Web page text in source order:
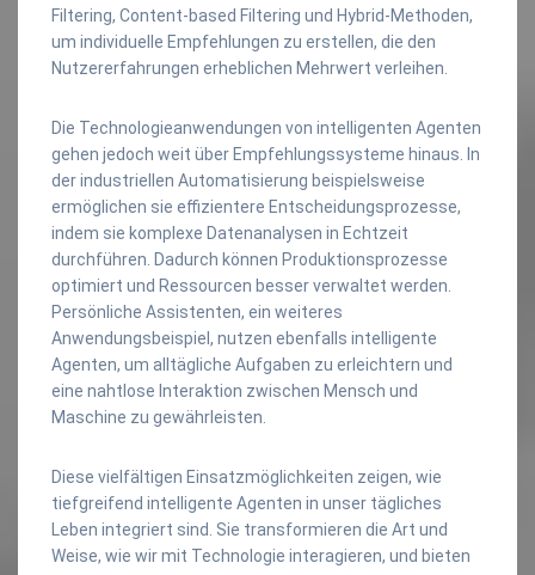
Filtering, Content-based Filtering und Hybrid-Methoden,
um individuelle Empfehlungen zu erstellen, die den
Nutzererfahrungen erheblichen Mehrwert verleihen.
Die Technologieanwendungen von intelligenten Agenten
gehen jedoch weit über Empfehlungssysteme hinaus. In
der industriellen Automatisierung beispielsweise
ermöglichen sie effizientere Entscheidungsprozesse,
indem sie komplexe Datenanalysen in Echtzeit
durchführen. Dadurch können Produktionsprozesse
optimiert und Ressourcen besser verwaltet werden.
Persönliche Assistenten, ein weiteres
Anwendungsbeispiel, nutzen ebenfalls intelligente
Agenten, um alltägliche Aufgaben zu erleichtern und
eine nahtlose Interaktion zwischen Mensch und
Maschine zu gewährleisten.
Diese vielfältigen Einsatzmöglichkeiten zeigen, wie
tiefgreifend intelligente Agenten in unser tägliches
Leben integriert sind. Sie transformieren die Art und
Weise, wie wir mit Technologie interagieren, und bieten